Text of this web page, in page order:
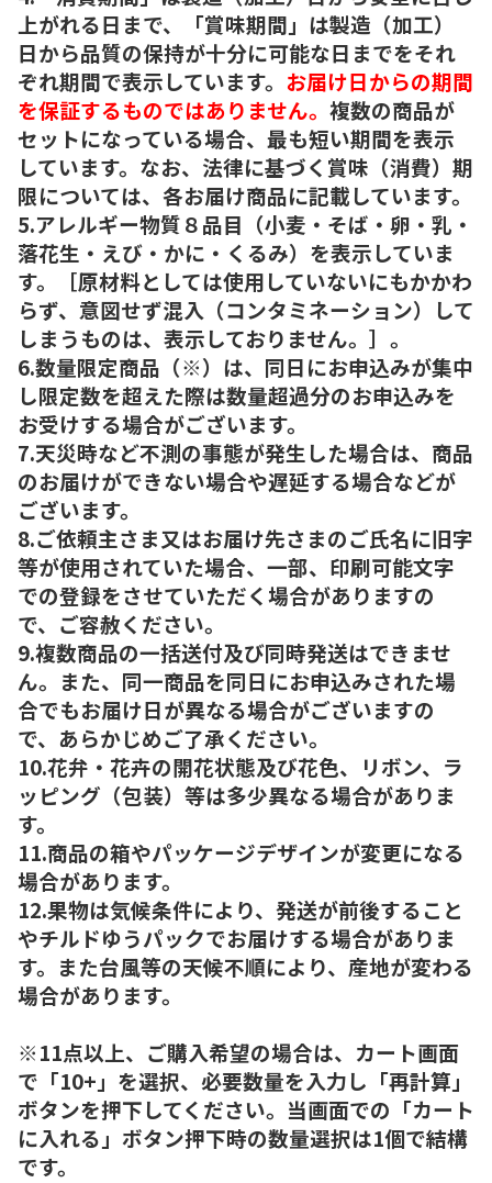
上がれる日まで、「賞味期間」は製造（加工）
日から品質の保持が十分に可能な日までをそれ
ぞれ期間で表示しています。 お届け日からの期間
を保証するものではありません。 複数の商品が
セットになっている場合、最も短い期間を表示
しています。なお、法律に基づく賞味（消費）期
限については、各お届け商品に記載しています。
5.アレルギー物質８品目（小麦・そば・卵・乳・
落花生・えび・かに・くるみ）を表示していま
す。［原材料としては使用していないにもかかわ
らず、意図せず混入（コンタミネーション）して
しまうものは、表示しておりません。］。
6.数量限定商品（※）は、同日にお申込みが集中
し限定数を超えた際は数量超過分のお申込みを
お受けする場合がございます。
7.天災時など不測の事態が発生した場合は、商品
のお届けができない場合や遅延する場合などが
ございます。
8.ご依頼主さま又はお届け先さまのご氏名に旧字
等が使用されていた場合、一部、印刷可能文字
での登録をさせていただく場合がありますの
で、ご容赦ください。
9.複数商品の一括送付及び同時発送はできませ
ん。また、同一商品を同日にお申込みされた場
合でもお届け日が異なる場合がございますの
で、あらかじめご了承ください。
10.花弁・花卉の開花状態及び花色、リボン、ラ
ッピング（包装）等は多少異なる場合がありま
す。
11.商品の箱やパッケージデザインが変更になる
場合があります。
12.果物は気候条件により、発送が前後すること
やチルドゆうパックでお届けする場合がありま
す。また台風等の天候不順により、産地が変わる
場合があります。
※11点以上、ご購入希望の場合は、カート画面
で「10+」を選択、必要数量を入力し「再計算」
ボタンを押下してください。当画面での「カート
に入れる」ボタン押下時の数量選択は1個で結構
です。